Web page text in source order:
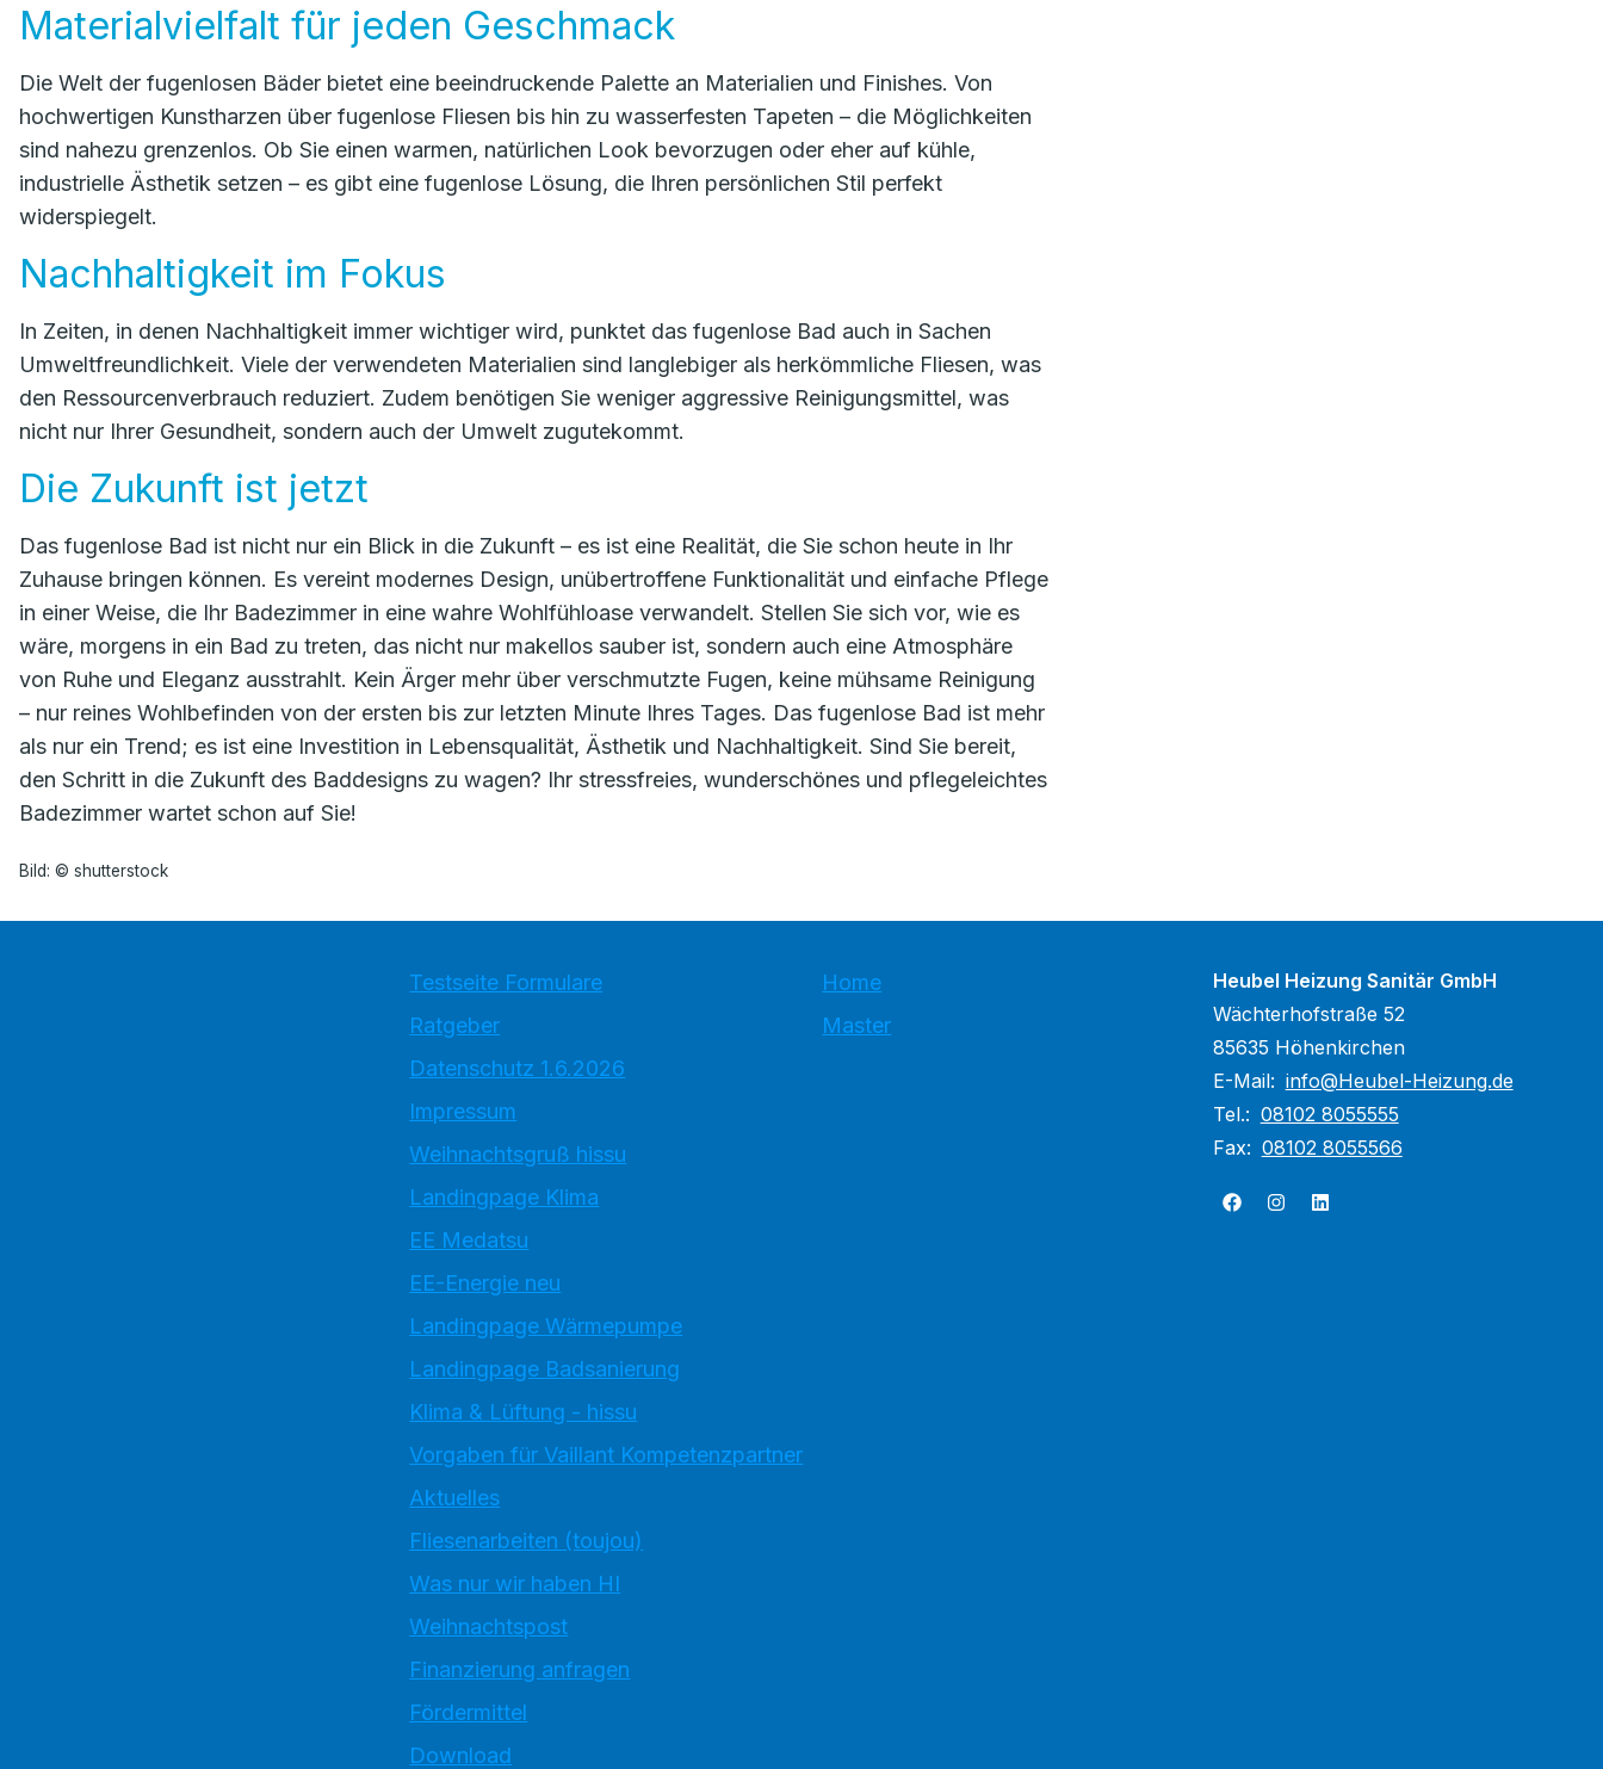
Materialvielfalt für jeden Geschmack
Die Welt der fugenlosen Bäder bietet eine beeindruckende Palette an Materialien und Finishes. Von
hochwertigen Kunstharzen über fugenlose Fliesen bis hin zu wasserfesten Tapeten – die Möglichkeiten
sind nahezu grenzenlos. Ob Sie einen warmen, natürlichen Look bevorzugen oder eher auf kühle,
industrielle Ästhetik setzen – es gibt eine fugenlose Lösung, die Ihren persönlichen Stil perfekt
widerspiegelt.
Nachhaltigkeit im Fokus
In Zeiten, in denen Nachhaltigkeit immer wichtiger wird, punktet das fugenlose Bad auch in Sachen
Umweltfreundlichkeit. Viele der verwendeten Materialien sind langlebiger als herkömmliche Fliesen, was
den Ressourcenverbrauch reduziert. Zudem benötigen Sie weniger aggressive Reinigungsmittel, was
nicht nur Ihrer Gesundheit, sondern auch der Umwelt zugutekommt.
Die Zukunft ist jetzt
Das fugenlose Bad ist nicht nur ein Blick in die Zukunft – es ist eine Realität, die Sie schon heute in Ihr
Zuhause bringen können. Es vereint modernes Design, unübertroffene Funktionalität und einfache Pflege
in einer Weise, die Ihr Badezimmer in eine wahre Wohlfühloase verwandelt. Stellen Sie sich vor, wie es
wäre, morgens in ein Bad zu treten, das nicht nur makellos sauber ist, sondern auch eine Atmosphäre
von Ruhe und Eleganz ausstrahlt. Kein Ärger mehr über verschmutzte Fugen, keine mühsame Reinigung
– nur reines Wohlbefinden von der ersten bis zur letzten Minute Ihres Tages. Das fugenlose Bad ist mehr
als nur ein Trend; es ist eine Investition in Lebensqualität, Ästhetik und Nachhaltigkeit. Sind Sie bereit,
den Schritt in die Zukunft des Baddesigns zu wagen? Ihr stressfreies, wunderschönes und pflegeleichtes
Badezimmer wartet schon auf Sie!
Bild: © shutterstock
Testseite Formulare
Ratgeber
Datenschutz 1.6.2026
Impressum
Weihnachtsgruß hissu
Landingpage Klima
EE Medatsu
EE-Energie neu
Landingpage Wärmepumpe
Landingpage Badsanierung
Klima & Lüftung - hissu
Vorgaben für Vaillant Kompetenzpartner
Aktuelles
Fliesenarbeiten (toujou)
Was nur wir haben HI
Weihnachtspost
Finanzierung anfragen
Fördermittel
Download
Home
Master
Heubel Heizung Sanitär GmbH
Wächterhofstraße 52
85635 Höhenkirchen
E-Mail: info@Heubel-Heizung.de
Tel.: 08102 8055555
Fax: 08102 8055566